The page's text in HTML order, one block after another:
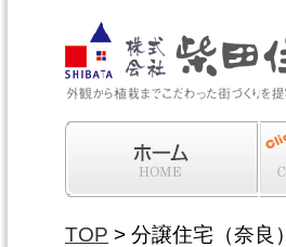
TOP > 分譲住宅（奈良）